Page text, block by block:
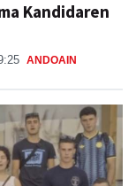
Kandidaren
ANDOAIN